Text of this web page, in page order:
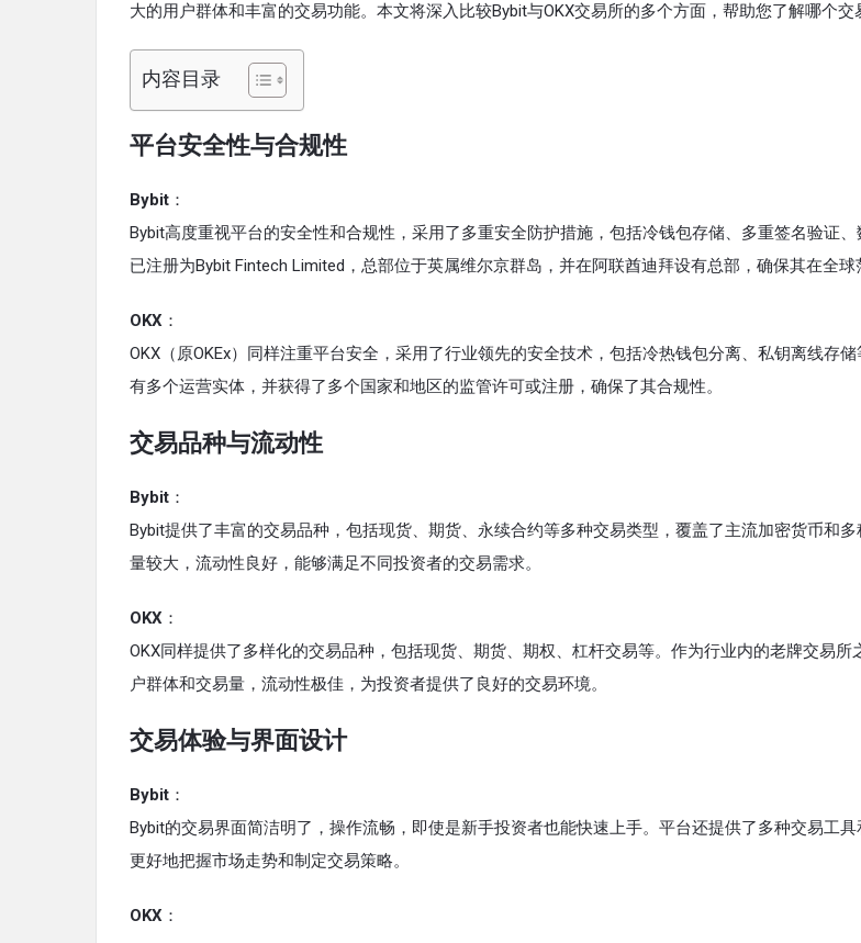
大的用户群体和丰富的交易功能。本文将深入比较Bybit与OKX交易所的多个方面，帮助您了解哪个交
内容目录
平台安全性与合规性
Bybit ：
Bybit高度重视平台的安全性和合规性，采用了多重安全防护措施，包括冷钱包存储、多重签名验证
已注册为Bybit Fintech Limited，总部位于英属维尔京群岛，并在阿联酋迪拜设有总部，确保其在全球
OKX ：
OKX（原OKEx）同样注重平台安全，采用了行业领先的安全技术，包括冷热钱包分离、私钥离线存
有多个运营实体，并获得了多个国家和地区的监管许可或注册，确保了其合规性。
交易品种与流动性
Bybit ：
Bybit提供了丰富的交易品种，包括现货、期货、永续合约等多种交易类型，覆盖了主流加密货币和
量较大，流动性良好，能够满足不同投资者的交易需求。
OKX ：
OKX同样提供了多样化的交易品种，包括现货、期货、期权、杠杆交易等。作为行业内的老牌交易所
户群体和交易量，流动性极佳，为投资者提供了良好的交易环境。
交易体验与界面设计
Bybit ：
Bybit的交易界面简洁明了，操作流畅，即使是新手投资者也能快速上手。平台还提供了多种交易工
更好地把握市场走势和制定交易策略。
OKX ：